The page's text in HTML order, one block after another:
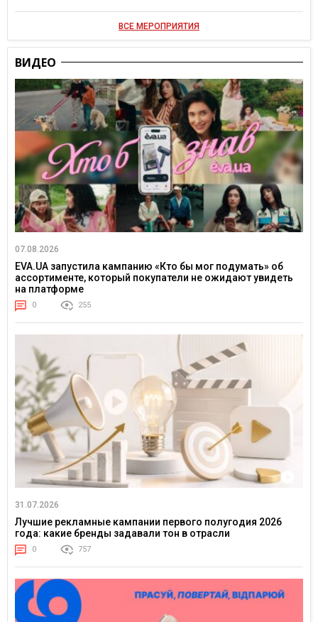
ВСЕ МЕРОПРИЯТИЯ
ВИДЕО
07.08.2026
EVA.UA запустила кампанию «Кто бы мог подумать» об
ассортименте, который покупатели не ожидают увидеть
на платформе
0 255
31.07.2026
Лучшие рекламные кампании первого полугодия 2026
года: какие бренды задавали тон в отрасли
0 757